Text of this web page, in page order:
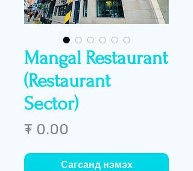
Mangal Restaurant
(Restaurant
Sector)
₮ 0.00
Сагсанд нэмэх